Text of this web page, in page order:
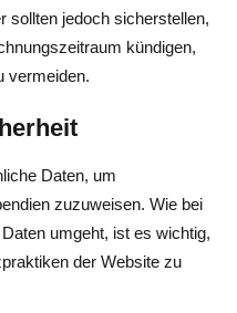
sollten jedoch sicherstellen,
kündigen,
vermeiden.
Daten, um
zuzuweisen. Wie bei
umgeht, ist es wichtig,
der Website zu